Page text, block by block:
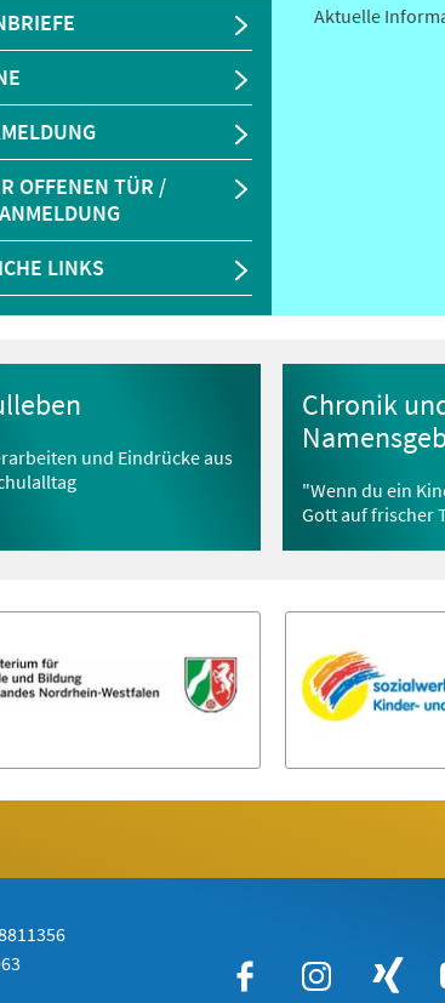
OFFENEN TÜR /
LINKS
Aktuelle
und Eindrücke aus
Chronik
"Wenn du ein
Gott auf frischer